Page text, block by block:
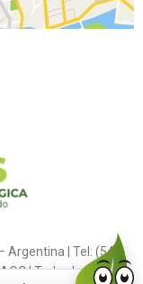
Argentina | Tel: (54
| Todos los